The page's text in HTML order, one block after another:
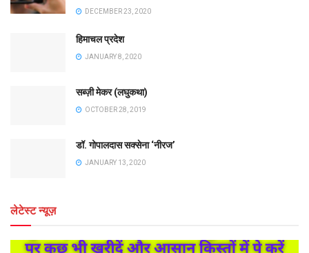
DECEMBER 23, 2020
हिमाचल प्रदेश
JANUARY 8, 2020
सब्ज़ी मेकर (लघुकथा)
OCTOBER 28, 2019
डॉ. गोपालदास सक्सेना ‘नीरज’
JANUARY 13, 2020
लेटेस्ट न्यूज़